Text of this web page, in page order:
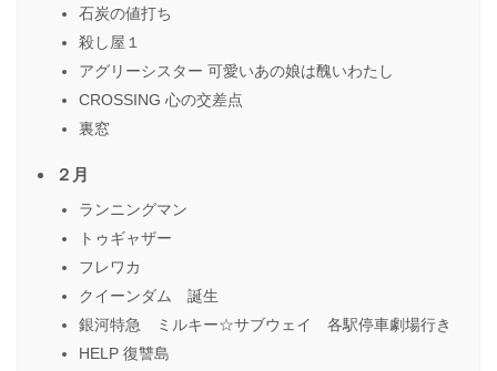
石炭の値打ち
殺し屋１
アグリーシスター 可愛いあの娘は醜いわたし
CROSSING 心の交差点
裏窓
２月
ランニングマン
トゥギャザー
フレワカ
クイーンダム 誕生
銀河特急 ミルキー☆サブウェイ 各駅停車劇場行き
HELP 復讐島